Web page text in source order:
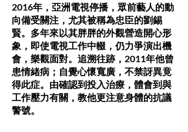
2016年，亞洲電視停播，眾前藝人的動
向備受關注，尤其被稱為忠臣的劉錫
賢。多年來以其胖胖的外觀營造開心形
象，即使電視工作中輟，仍力爭演出機
會，樂觀面對。追溯往跡，2011年他曾
患情緒病；自覺心懷寬廣，不禁訝異竟
得此症。由確認到投入治療，體會到與
工作壓力有關，教他更注意身體的抗議
警號。